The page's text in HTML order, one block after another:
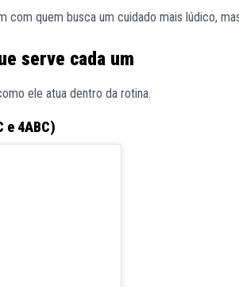
com quem busca um cuidado mais lúdico,
serve cada um
ele atua dentro da rotina.
e 4ABC)